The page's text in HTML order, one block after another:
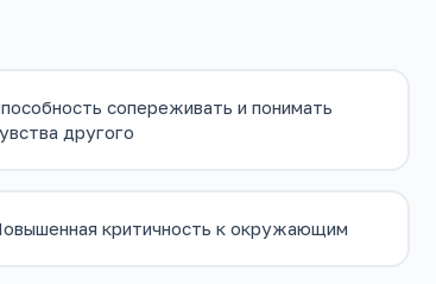
сопереживать и понимать
другого
критичность к окружающим